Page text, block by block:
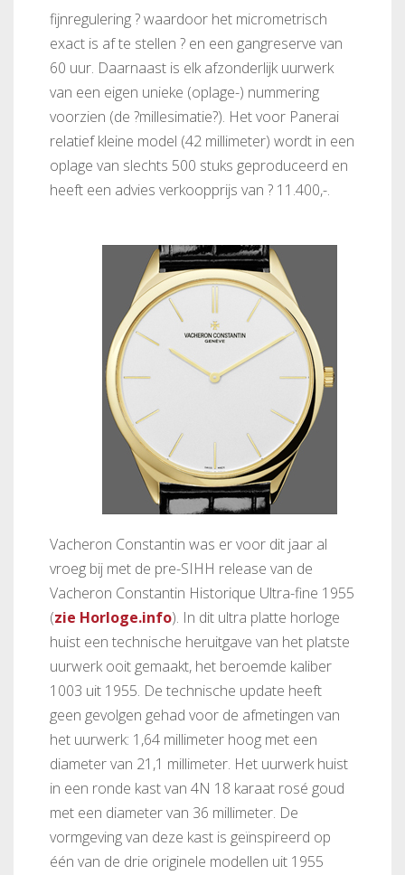
fijnregulering ? waardoor het micrometrisch
exact is af te stellen ? en een gangreserve van
60 uur. Daarnaast is elk afzonderlijk uurwerk
van een eigen unieke (oplage-) nummering
voorzien (de ?millesimatie?). Het voor Panerai
relatief kleine model (42 millimeter) wordt in een
oplage van slechts 500 stuks geproduceerd en
heeft een advies verkoopprijs van ? 11.400,-.
Vacheron Constantin was er voor dit jaar al
vroeg bij met de pre-SIHH release van de
Vacheron Constantin Historique Ultra-fine 1955
(zie Horloge.info). In dit ultra platte horloge
huist een technische heruitgave van het platste
uurwerk ooit gemaakt, het beroemde kaliber
1003 uit 1955. De technische update heeft
geen gevolgen gehad voor de afmetingen van
het uurwerk: 1,64 millimeter hoog met een
diameter van 21,1 millimeter. Het uurwerk huist
in een ronde kast van 4N 18 karaat rosé goud
met een diameter van 36 millimeter. De
vormgeving van deze kast is geïnspireerd op
één van de drie originele modellen uit 1955